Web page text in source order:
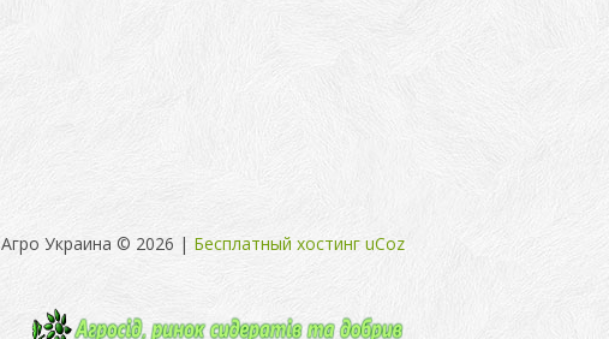
Агро Украина © 2026 | Бесплатный хостинг uCoz